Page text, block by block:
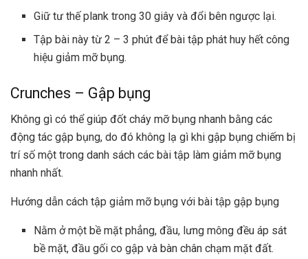
Giữ tư thế plank trong 30 giây và đổi bên ngược lại.
Tập bài này từ 2 – 3 phút để bài tập phát huy hết công
hiệu giảm mỡ bụng.
Crunches – Gập bụng
Không gì có thể giúp đốt cháy mỡ bụng nhanh bằng các
động tác gập bụng, do đó không lạ gì khi gập bụng chiếm bị
trí số một trong danh sách các bài tập làm giảm mỡ bụng
nhanh nhất.
Hướng dẫn cách tập giảm mỡ bụng với bài tập gập bụng
Nằm ở một bề mặt phẳng, đầu, lưng mông đều áp sát
bề mặt, đầu gối co gập và bàn chân chạm mặt đất.